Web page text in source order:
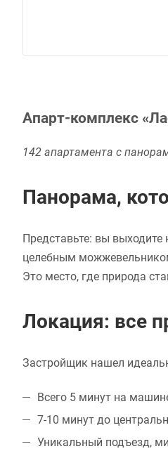
Апарт-комплекс
142 апартамента с
Панорама,
Представьте: вы
целебным
Это место, где природа
Локация: все
Застройщик нашел
Всего 5 минут на
7-10 минут до
Уникальный подъезд,